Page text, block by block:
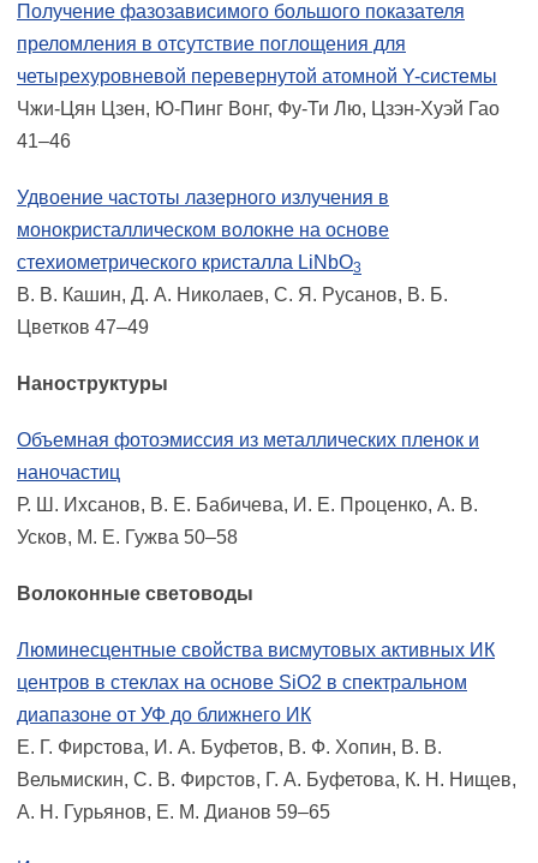
Получение фазозависимого большого показателя
преломления в отсутствие поглощения для
четырехуровневой перевернутой атомной Y-системы
Чжи-Цян Цзен, Ю-Пинг Вонг, Фу-Ти Лю, Цзэн-Хуэй Гао
41–46
Удвоение частоты лазерного излучения в
монокристаллическом волокне на основе
стехиометрического кристалла LiNbO3
В. В. Кашин, Д. А. Николаев, С. Я. Русанов, В. Б.
Цветков 47–49
Наноструктуры
Объемная фотоэмиссия из металлических пленок и
наночастиц
Р. Ш. Ихсанов, В. Е. Бабичева, И. Е. Проценко, А. В.
Усков, М. Е. Гужва 50–58
Волоконные световоды
Люминесцентные свойства висмутовых активных ИК
центров в стеклах на основе SiO2 в спектральном
диапазоне от УФ до ближнего ИК
Е. Г. Фирстова, И. А. Буфетов, В. Ф. Хопин, В. В.
Вельмискин, С. В. Фирстов, Г. А. Буфетова, К. Н. Нищев,
А. Н. Гурьянов, Е. М. Дианов 59–65